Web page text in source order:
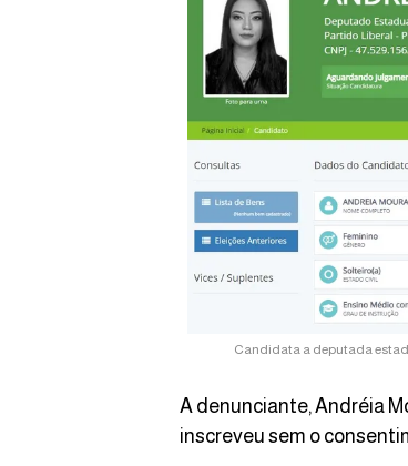
Candidata a deputada
A denunciante, Andréia
inscreveu sem o